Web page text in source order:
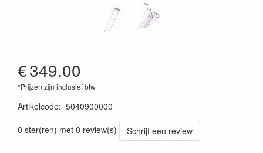
€349.00
*Prijzen zijn inclusief btw
Artikelcode: 5040900000
0 ster(ren) met 0 review(s)
Schrijf een review